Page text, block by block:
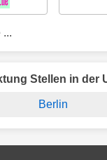
...
Stellen in der
Berlin